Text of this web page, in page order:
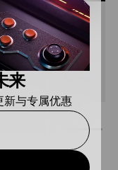
签署网上交易
来
与专属优惠